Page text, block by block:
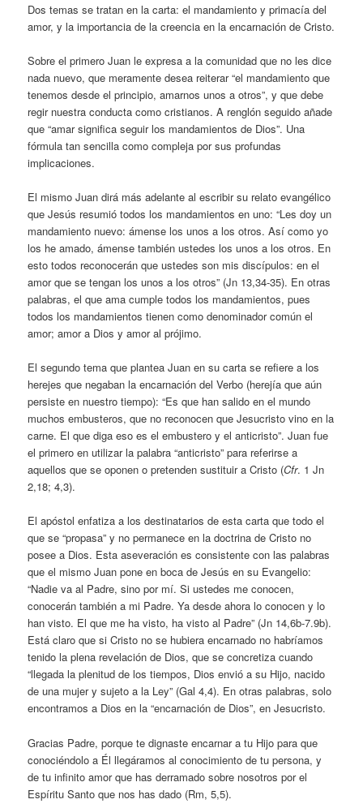
Dos temas se tratan en la carta: el mandamiento y primacía del
amor, y la importancia de la creencia en la encarnación de Cristo.
Sobre el primero Juan le expresa a la comunidad que no les dice
nada nuevo, que meramente desea reiterar “el mandamiento que
tenemos desde el principio, amarnos unos a otros”, y que debe
regir nuestra conducta como cristianos. A renglón seguido añade
que “amar significa seguir los mandamientos de Dios”. Una
fórmula tan sencilla como compleja por sus profundas
implicaciones.
El mismo Juan dirá más adelante al escribir su relato evangélico
que Jesús resumió todos los mandamientos en uno: “Les doy un
mandamiento nuevo: ámense los unos a los otros. Así como yo
los he amado, ámense también ustedes los unos a los otros. En
esto todos reconocerán que ustedes son mis discípulos: en el
amor que se tengan los unos a los otros” (Jn 13,34-35). En otras
palabras, el que ama cumple todos los mandamientos, pues
todos los mandamientos tienen como denominador común el
amor; amor a Dios y amor al prójimo.
El segundo tema que plantea Juan en su carta se refiere a los
herejes que negaban la encarnación del Verbo (herejía que aún
persiste en nuestro tiempo): “Es que han salido en el mundo
muchos embusteros, que no reconocen que Jesucristo vino en la
carne. El que diga eso es el embustero y el anticristo”. Juan fue
el primero en utilizar la palabra “anticristo” para referirse a
aquellos que se oponen o pretenden sustituir a Cristo (Cfr. 1 Jn
2,18; 4,3).
El apóstol enfatiza a los destinatarios de esta carta que todo el
que se “propasa” y no permanece en la doctrina de Cristo no
posee a Dios. Esta aseveración es consistente con las palabras
que el mismo Juan pone en boca de Jesús en su Evangelio:
“Nadie va al Padre, sino por mí. Si ustedes me conocen,
conocerán también a mi Padre. Ya desde ahora lo conocen y lo
han visto. El que me ha visto, ha visto al Padre” (Jn 14,6b-7.9b).
Está claro que si Cristo no se hubiera encarnado no habríamos
tenido la plena revelación de Dios, que se concretiza cuando
“llegada la plenitud de los tiempos, Dios envió a su Hijo, nacido
de una mujer y sujeto a la Ley” (Gal 4,4). En otras palabras, solo
encontramos a Dios en la “encarnación de Dios”, en Jesucristo.
Gracias Padre, porque te dignaste encarnar a tu Hijo para que
conociéndolo a Él llegáramos al conocimiento de tu persona, y
de tu infinito amor que has derramado sobre nosotros por el
Espíritu Santo que nos has dado (Rm, 5,5).